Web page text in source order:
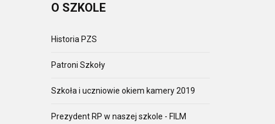
O SZKOLE
Historia PZS
Patroni Szkoły
Szkoła i uczniowie okiem kamery 2019
Prezydent RP w naszej szkole - FILM